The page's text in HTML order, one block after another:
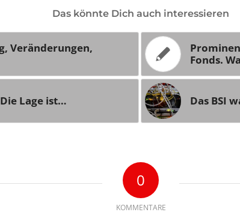
Das könnte Dich auch interessieren
Veränderungen,
Fonds.
Lage ist… Das BSI
0
KOMMENTARE